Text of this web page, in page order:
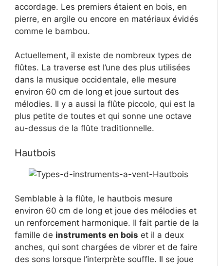
accordage. Les premiers étaient en bois, en
pierre, en argile ou encore en matériaux évidés
comme le bambou.
Actuellement, il existe de nombreux types de
flûtes. La traverse est l’une des plus utilisées
dans la musique occidentale, elle mesure
environ 60 cm de long et joue surtout des
mélodies. Il y a aussi la flûte piccolo, qui est la
plus petite de toutes et qui sonne une octave
au-dessus de la flûte traditionnelle.
Hautbois
Semblable à la flûte, le hautbois mesure
environ 60 cm de long et joue des mélodies et
un renforcement harmonique. Il fait partie de la
famille de instruments en bois et il a deux
anches, qui sont chargées de vibrer et de faire
des sons lorsque l’interprète souffle. Il se joue